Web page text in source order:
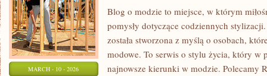
MARCH - 10 - 2026
Blog o modzie to miejsce, w którym
pomysły dotyczące codziennych
została stworzona z myślą o osobach,
modowe. To serwis o stylu życia, który w
najnowsze kierunki w modzie. Polecamy